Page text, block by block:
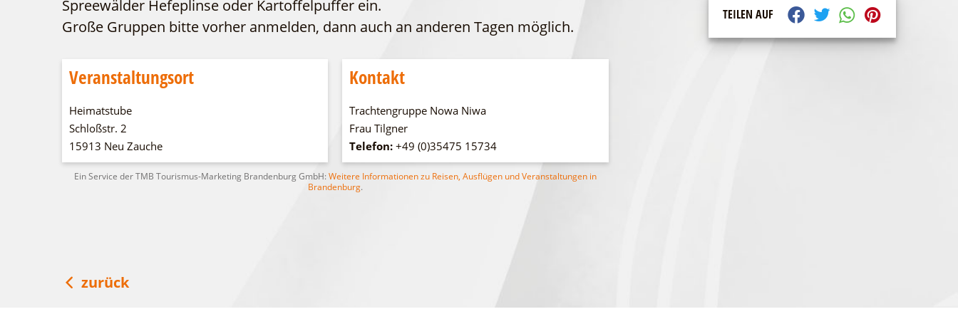
Fahrgastschiff
WFG
Spreewälder Hefeplinse oder Kartoffelpuffer ein.
Große Gruppen bitte vorher anmelden, dann auch an anderen Tagen möglich.
Veranstaltungsort
Heimatstube
Schloßstr. 2
15913 Neu Zauche
Kontakt
Trachtengruppe Nowa Niwa
Frau Tilgner
Telefon: +49 (0)35475 15734
Ein Service der TMB Tourismus-Marketing Brandenburg GmbH: Weitere Informationen zu Reisen, Ausflügen und Veranstaltungen in
Brandenburg.
TEILEN AUF
zurück